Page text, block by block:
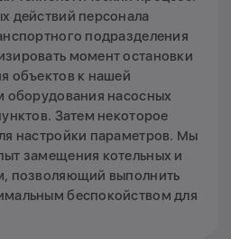
действий персонала
подразделения
момент остановки
объектов к нашей
оборудования насосных
Затем некоторое
настройки параметров. Мы
замещения котельных и
позволяющий выполнить
беспокойством для